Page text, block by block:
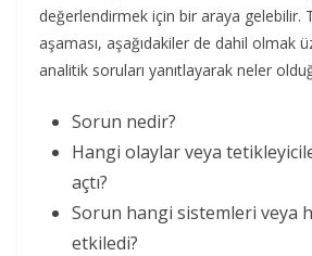
değerlendirmek için bir araya gelebilir.
aşaması, aşağıdakiler de dahil olmak
analitik soruları yanıtlayarak neler
Sorun nedir?
Hangi olaylar veya
açtı?
Sorun hangi sistemleri veya
etkiledi?